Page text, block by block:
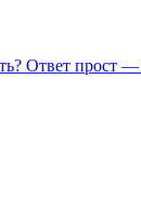
Ответ прост